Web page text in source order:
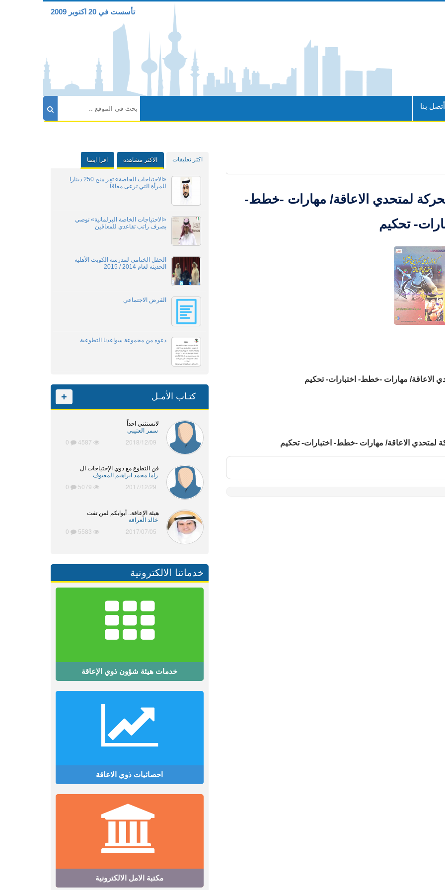
تأسست في 20 اكتوبر 2009
أتصل بنا
لمتحدي الاعاقة/ مهارات -خطط-
تحكيم
الاعاقة/ مهارات -خطط- اختبارات- تحكيم
لمتحدي الاعاقة/ مهارات -خطط- اختبارات- تحكيم
اكثر تعليقات الاكثر مشاهدة اقرا ايضا
«الاحتياجات الخاصة» تقر منح 250 دينارا
للمرأة التي ترعى معاقاً..
«الاحتياجات الخاصة البرلمانية» توصي
بصرف راتب تقاعدي للمعاقين
الحفل الختامي لمدرسة الكويت الأهليه
الحديثه لعام 2014 / 2015
القرض الاجتماعي
دعوه من مجموعة سواعدنا التطوعية
كتـاب الأمـل +
لاتستثني احداً
سمر العتيبي
2018/12/09
فن التطوع مع ذوي الإحتياجات ال
راما محمد ابراهيم المعيوف
2017/12/29
هيئة الإعاقة.. أبوابكم لمن تفت
خالد العرافة
2017/07/05
خدماتنا الالكترونية
خدمات هيئة شؤون ذوي الإعاقة
احصائيات ذوي الاعاقة
مكتبة الامل الالكترونية